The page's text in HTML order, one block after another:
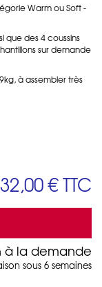
Warm ou Soft -
que des 4 coussins
sur demande
à assembler très
€TTC
à la demande
sous 6 semaines